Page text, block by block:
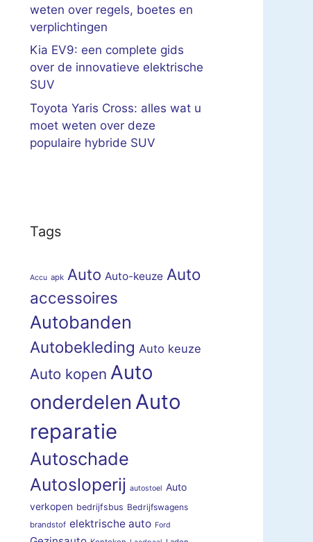
weten over regels, boetes en
verplichtingen
Kia EV9: een complete gids
over de innovatieve elektrische
SUV
Toyota Yaris Cross: alles wat u
moet weten over deze
populaire hybride SUV
Tags
Accu apk Auto Auto-keuze Auto
accessoires
Autobanden
Autobekleding Auto keuze
Auto kopen Auto
onderdelen Auto
reparatie
Autoschade
Autosloperij autostoel Auto
verkopen bedrijfsbus Bedrijfswagens
brandstof elektrische auto Ford